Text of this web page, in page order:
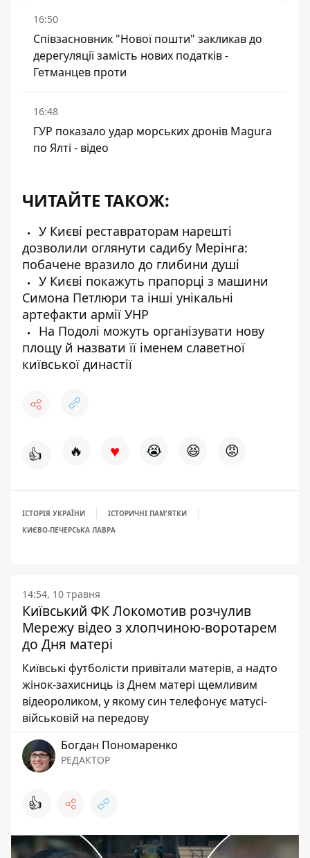
16:50
Співзасновник "Нової пошти" закликав до
дерегуляції замість нових податків -
Гетманцев проти
16:48
ГУР показало удар морських дронів Magura
по Ялті - відео
ЧИТАЙТЕ ТАКОЖ:
У Києві реставраторам нарешті
дозволили оглянути садибу Мерінга:
побачене вразило до глибини душі
У Києві покажуть прапорці з машини
Симона Петлюри та інші унікальні
артефакти армії УНР
На Подолі можуть організувати нову
площу й назвати її іменем славетної
київської династії
👍 🔥 ♥ 😭 😆 😡
ІСТОРІЯ УКРАЇНИ
ІСТОРИЧНІ ПАМ'ЯТКИ
КИЄВО-ПЕЧЕРСЬКА ЛАВРА
14:54, 10 травня
Київський ФК Локомотив розчулив
Мережу відео з хлопчиною-воротарем
до Дня матері
Київські футболісти привітали матерів, а надто
жінок-захисниць із Днем матері щемливим
відеороликом, у якому син телефонує матусі-
військовій на передову
Богдан Пономаренко
РЕДАКТОР
👍